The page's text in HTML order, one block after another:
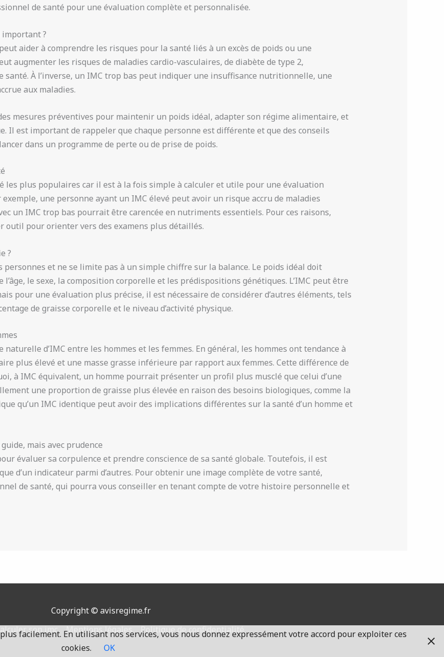
de santé pour une évaluation complète et personnalisée.
?
aider à comprendre les risques pour la santé liés à un excès de poids ou une
augmenter les risques de maladies cardio-vasculaires, de diabète de type 2,
santé. À l’inverse, un IMC trop bas peut indiquer une insuffisance nutritionnelle, une
aux maladies.
mesures préventives pour maintenir un poids idéal, adapter son régime alimentaire, et
Il est important de rappeler que chaque personne est différente et que des conseils
dans un programme de perte ou de prise de poids.
les plus populaires car il est à la fois simple à calculer et utile pour une évaluation
une personne ayant un IMC élevé peut avoir un risque accru de maladies
un IMC trop bas pourrait être carencée en nutriments essentiels. Pour ces raisons,
outil pour orienter vers des examens plus détaillés.
?
personnes et ne se limite pas à un simple chiffre sur la balance. Le poids idéal doit
le sexe, la composition corporelle et les prédispositions génétiques. L’IMC peut être
pour une évaluation plus précise, il est nécessaire de considérer d’autres éléments, tels
de graisse corporelle et le niveau d’activité physique.
d’IMC entre les hommes et les femmes. En général, les hommes ont tendance à
plus élevé et une masse grasse inférieure par rapport aux femmes. Cette différence de
à IMC équivalent, un homme pourrait présenter un profil plus musclé que celui d’une
une proportion de graisse plus élevée en raison des besoins biologiques, comme la
qu’un IMC identique peut avoir des implications différentes sur la santé d’un homme et
mais avec prudence
évaluer sa corpulence et prendre conscience de sa santé globale. Toutefois, il est
d’un indicateur parmi d’autres. Pour obtenir une image complète de votre santé,
de santé, qui pourra vous conseiller en tenant compte de votre histoire personnelle et
Copyright © avisregime.fr
Calculer son imc Mentions légales Politique de confidentialité
facilement. En utilisant nos services, vous nous donnez expressément votre accord pour exploiter ces
cookies.
OK